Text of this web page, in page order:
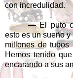
con incredulidad.
— El puto
esto es un sueño
millones de tubos
Hemos tenido
encarando a sus